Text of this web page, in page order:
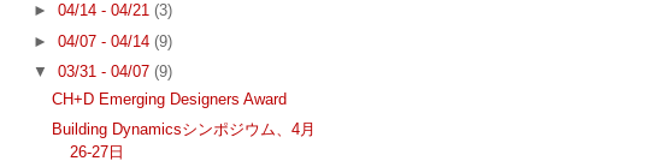
► 04/14 - 04/21 (3)
► 04/07 - 04/14 (9)
▼ 03/31 - 04/07 (9)
CH+D Emerging Designers Award
Building Dynamicsシンポジウム、4月
26-27日